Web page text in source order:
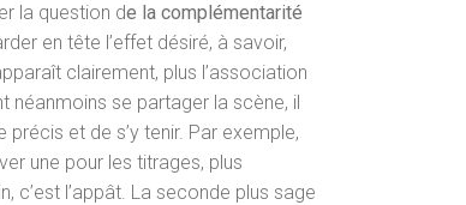
la question de la complémentarité
en tête l’effet désiré, à savoir,
clairement, plus l’association
néanmoins se partager la scène, il
précis et de s’y tenir. Par exemple,
une pour les titrages, plus
c’est l’appât. La seconde plus sage